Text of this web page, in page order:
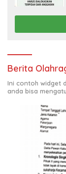
Berita
Ini contoh widget
anda bisa